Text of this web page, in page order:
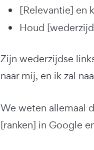
[Relevantie] en
Houd
Zijn wederzijdse
naar mij, en ik zal
We weten allemaal
[ranken] in Google